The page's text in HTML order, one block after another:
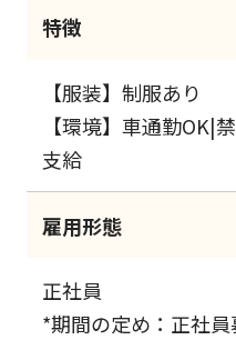
特徴
【服装】制服あり
【環境】車通勤OK|
支給
雇用形態
正社員
*期間の定め：正社